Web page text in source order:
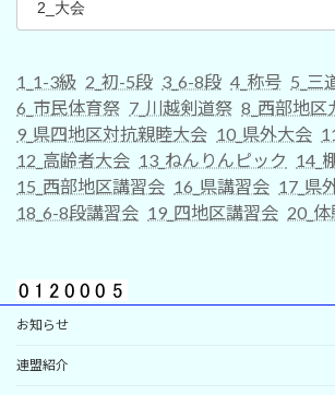
1_1-3級 2_初-5段 3_6-8段 4_称号 5_三
6_市民体育祭 7_川越剣道祭 8_西部地区
9_県四地区対抗親睦大会 10_県外大会
12_高齢者大会 13_ねんりんピック 14_
15_西部地区講習会 16_県講習会 17_県
18_6-8段講習会 19_四地区講習会 20_
お知らせ
連盟紹介